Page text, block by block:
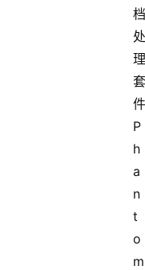
档
处
理
套
件
P
h
a
n
t
o
m